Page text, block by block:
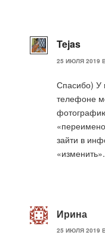
Tejas
25 ИЮЛЯ 2019
Спасибо)
телефоне
зайти в
«изменить».
Ирина
25 ИЮЛЯ 2019